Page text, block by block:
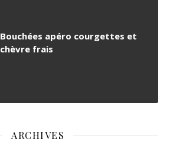
Bouchées apéro courgettes et
chèvre frais
ARCHIVES